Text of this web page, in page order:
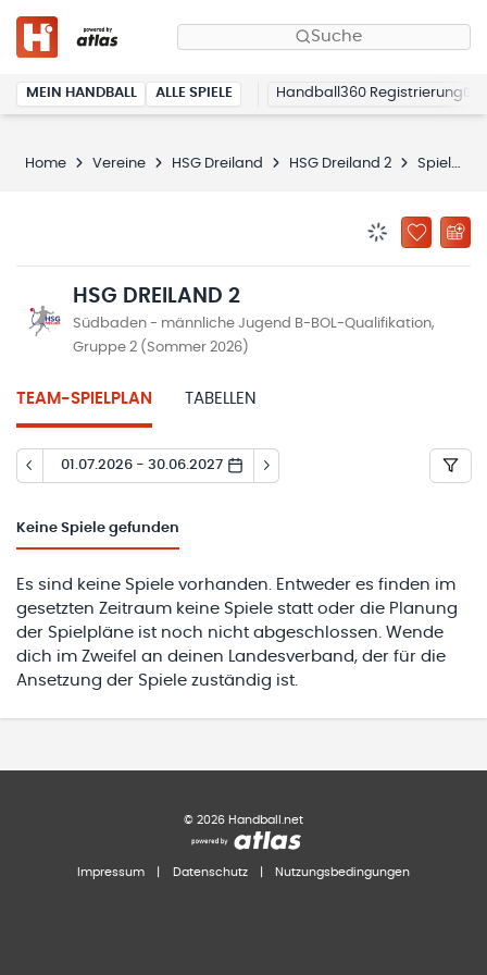
Suche
MEIN HANDBALL ALLE SPIELE Handball360 Registrierung
Home Vereine HSG Dreiland HSG Dreiland 2 Spielplan
ZU
HSG DREILAND 2
Südbaden - männliche Jugend B-BOL-Qualifikation,
Gruppe 2 (Sommer 2026)
TEAM-SPIELPLAN TABELLEN
01.07.2026 - 30.06.2027
Keine Spiele gefunden
Es sind keine Spiele vorhanden. Entweder es finden im
gesetzten Zeitraum keine Spiele statt oder die Planung
der Spielpläne ist noch nicht abgeschlossen. Wende
dich im Zweifel an deinen Landesverband, der für die
Ansetzung der Spiele zuständig ist.
© 2026 Handball.net
Impressum Datenschutz Nutzungsbedingungen